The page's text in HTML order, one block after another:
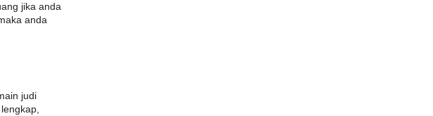
jika anda
anda
judi